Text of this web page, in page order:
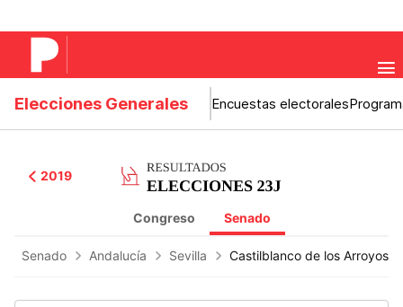
Elecciones Generales Encuestas electorales
2019
Congreso Senado
Senado Andalucía Sevilla Castilblanco de los Arroyos